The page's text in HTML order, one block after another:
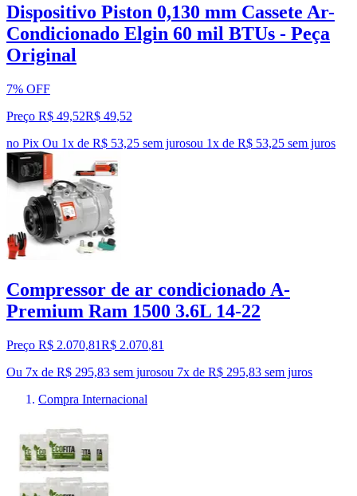
Dispositivo Piston 0,130 mm Cassete Ar-
Condicionado Elgin 60 mil BTUs - Peça
Original
7% OFF
Preço R$ 49,52R$ 49,52
no Pix Ou 1x de R$ 53,25 sem jurosou 1x de R$ 53,25 sem juros
Compressor de ar condicionado A-
Premium Ram 1500 3.6L 14-22
Preço R$ 2.070,81R$ 2.070,81
Ou 7x de R$ 295,83 sem jurosou 7x de R$ 295,83 sem juros
Compra Internacional